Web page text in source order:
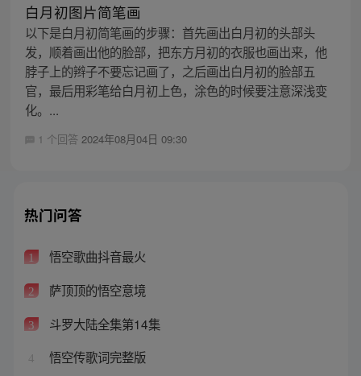
白月初图片简笔画
以下是白月初简笔画的步骤：首先画出白月初的头部头
发，顺着画出他的脸部，把东方月初的衣服也画出来，他
脖子上的辫子不要忘记画了，之后画出白月初的脸部五
官，最后用彩笔给白月初上色，涂色的时候要注意深浅变
化。...
1 个回答 2024年08月04日 09:30
热门问答
1 悟空歌曲抖音最火
2 萨顶顶的悟空意境
3 斗罗大陆全集第14集
4 悟空传歌词完整版